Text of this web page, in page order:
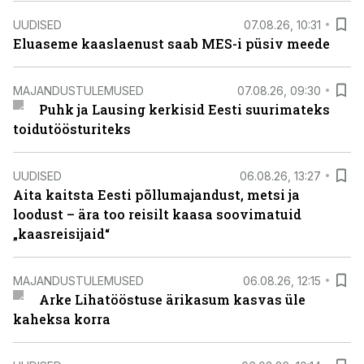
UUDISED 07.08.26, 10:31
Eluaseme kaaslaenust saab MES-i püsiv meede
MAJANDUSTULEMUSED 07.08.26, 09:30
Puhk ja Lausing kerkisid Eesti suurimateks
toidutöösturiteks
UUDISED 06.08.26, 13:27
Aita kaitsta Eesti põllumajandust, metsi ja
loodust – ära too reisilt kaasa soovimatuid
„kaasreisijaid“
MAJANDUSTULEMUSED 06.08.26, 12:15
Arke Lihatööstuse ärikasum kasvas üle
kaheksa korra